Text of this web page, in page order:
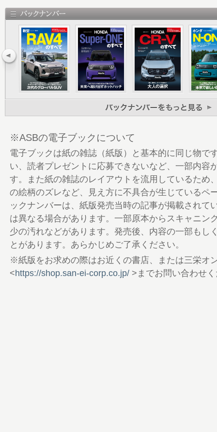
18 ジムニーシリーズ＆フロンクス比較検証
22 開発ストーリー
26 デザインインタビュー
34 ライバル比較試乗
42 使い勝手徹底チェック
48 メカニズム詳密解説
56 アクセサリー＆ドレスアップパーツガ
58 バイヤーズガイド
62 読者プレゼント＆近刊案内
※ASBの電子ブックについて
電子ブックは紙の雑誌（紙版）と基本的に同じ物で
い、読者プレゼントに応募できないなど、一部内容
す。また紙の雑誌のレイアウトを流用しているため
の絵柄のズレなど、見え方に不具合が生じているペ
ックナンバーは、紙版発売当時の記事が掲載されて
は異なる場合があります。一部原本からスキャニン
少の汚れなどがあります。発売後、内容の一部もし
とがあります。あらかじめご了承ください。
※紙版をお求めの際はお近くの書店、または三栄オ
<https://shop.san-ei-corp.co.jp/ >までお問い合わせ